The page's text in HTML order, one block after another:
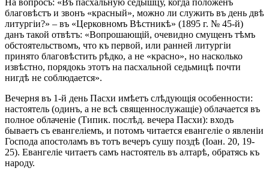
благовѣстъ и звонъ «красный», можно ли служить въ день двѣ
литургіи?» – въ «Церковномъ Вѣстникѣ» (1895 г. № 45-й)
данъ такой отвѣтъ: «Вопрошающій, очевидно смущенъ тѣмъ
обстоятельствомъ, что къ первой, или ранней литургіи
принято благовѣстить рѣдко, а не «красно», но насколько
извѣстно, порядокь этотъ на пасхальной седьмицѣ почти
нигдѣ не соблюдается».
Вечерня въ 1-й день Пасхи имѣетъ слѣдующія особенности:
настоятель (одинъ, а не всѣ священнослужащіе) облачается въ
полное облаченіе (Типик. послѣд. вечера Пасхи): входъ
бываетъ съ евангеліемъ, и потомъ читается евангеліе о явленіи
Господа апостоламъ въ тотъ вечеръ сушу поздѣ (Іоан. 20, 19-
25). Евангеліе читаетъ самъ настоятель въ алтарѣ, обратясь къ
народу.